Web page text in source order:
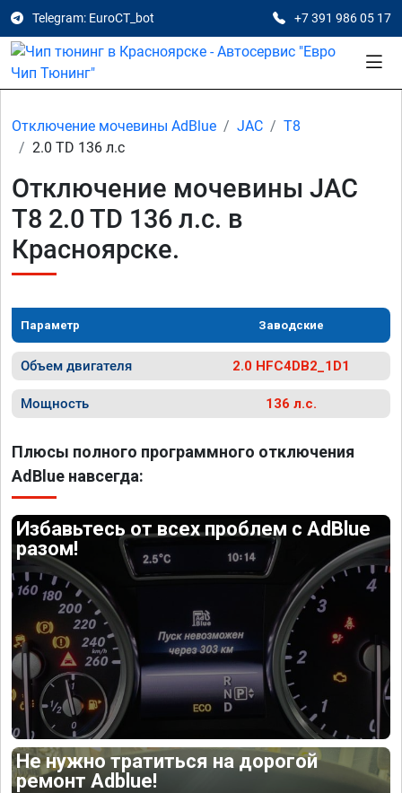
Telegram: EuroCT_bot +7 391 986 05 17
Отключение мочевины AdBlue JAC
T8
2.0 TD 136 л.с
Отключение мочевины JAC
T8 2.0 TD 136 л.с. в
Красноярске.
Параметр Заводские
Объем двигателя 2.0 HFC4DB2_1D1
Мощность 136 л.с.
Плюсы полного программного отключения
AdBlue навсегда:
Избавьтесь от всех проблем с AdBlue
разом!
Не нужно тратиться на дорогой
ремонт Adblue!